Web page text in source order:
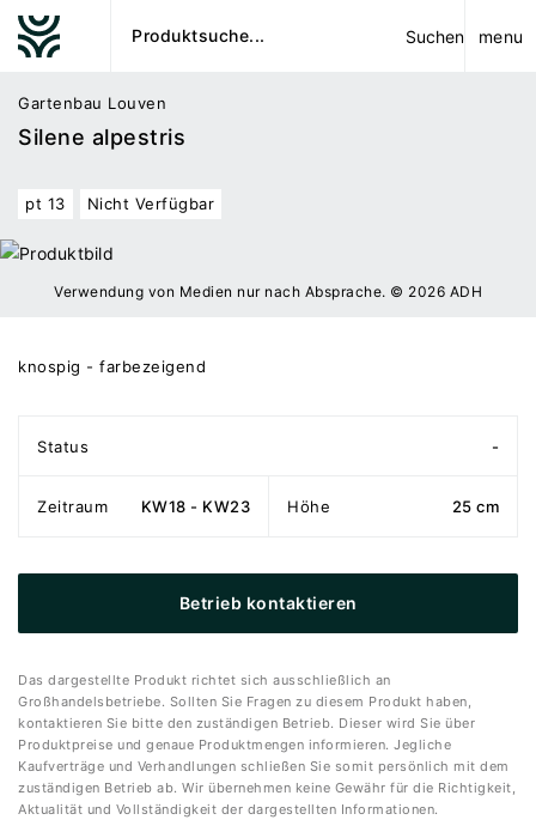
Suchen menu
Gartenbau Louven
Silene alpestris
pt 13 Nicht Verfügbar
Verwendung von Medien nur nach Absprache. © 2026 ADH
knospig - farbezeigend
Status -
Zeitraum KW18 - KW23 Höhe 25 cm
Betrieb kontaktieren
Das dargestellte Produkt richtet sich ausschließlich an
Großhandelsbetriebe. Sollten Sie Fragen zu diesem Produkt haben,
kontaktieren Sie bitte den zuständigen Betrieb. Dieser wird Sie über
Produktpreise und genaue Produktmengen informieren. Jegliche
Kaufverträge und Verhandlungen schließen Sie somit persönlich mit dem
zuständigen Betrieb ab. Wir übernehmen keine Gewähr für die Richtigkeit,
Aktualität und Vollständigkeit der dargestellten Informationen.